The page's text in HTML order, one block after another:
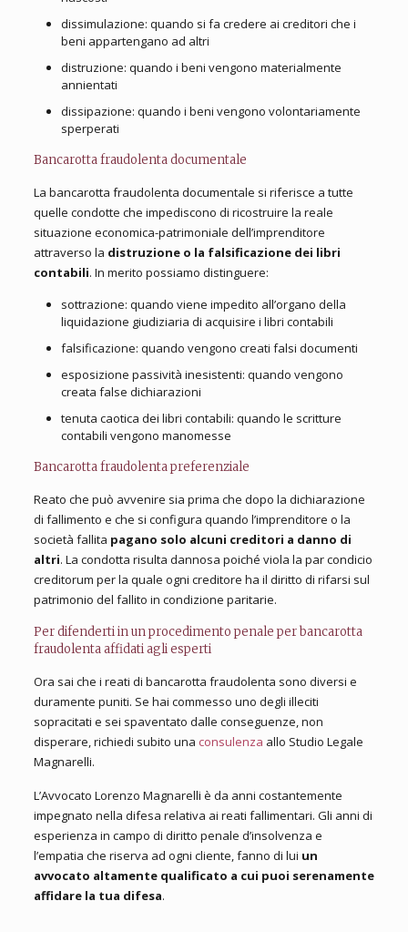
dissimulazione: quando si fa credere ai creditori che i
beni appartengano ad altri
distruzione: quando i beni vengono materialmente
annientati
dissipazione: quando i beni vengono volontariamente
sperperati
Bancarotta fraudolenta documentale
La bancarotta fraudolenta documentale si riferisce a tutte
quelle condotte che impediscono di ricostruire la reale
situazione economica-patrimoniale dell’imprenditore
attraverso la distruzione o la falsificazione dei libri
contabili. In merito possiamo distinguere:
sottrazione: quando viene impedito all’organo della
liquidazione giudiziaria di acquisire i libri contabili
falsificazione: quando vengono creati falsi documenti
esposizione passività inesistenti: quando vengono
creata false dichiarazioni
tenuta caotica dei libri contabili: quando le scritture
contabili vengono manomesse
Bancarotta fraudolenta preferenziale
Reato che può avvenire sia prima che dopo la dichiarazione
di fallimento e che si configura quando l’imprenditore o la
società fallita pagano solo alcuni creditori a danno di
altri. La condotta risulta dannosa poiché viola la par condicio
creditorum per la quale ogni creditore ha il diritto di rifarsi sul
patrimonio del fallito in condizione paritarie.
Per difenderti in un procedimento penale per bancarotta
fraudolenta affidati agli esperti
Ora sai che i reati di bancarotta fraudolenta sono diversi e
duramente puniti. Se hai commesso uno degli illeciti
sopracitati e sei spaventato dalle conseguenze, non
disperare, richiedi subito una consulenza allo Studio Legale
Magnarelli.
L’Avvocato Lorenzo Magnarelli è da anni costantemente
impegnato nella difesa relativa ai reati fallimentari. Gli anni di
esperienza in campo di diritto penale d’insolvenza e
l’empatia che riserva ad ogni cliente, fanno di lui un
avvocato altamente qualificato a cui puoi serenamente
affidare la tua difesa.